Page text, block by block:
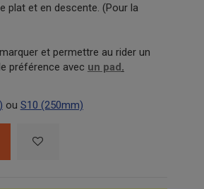
plat et en descente. (Pour la
et permettre au rider un
préférence avec un pad.
ou S10 (250mm)